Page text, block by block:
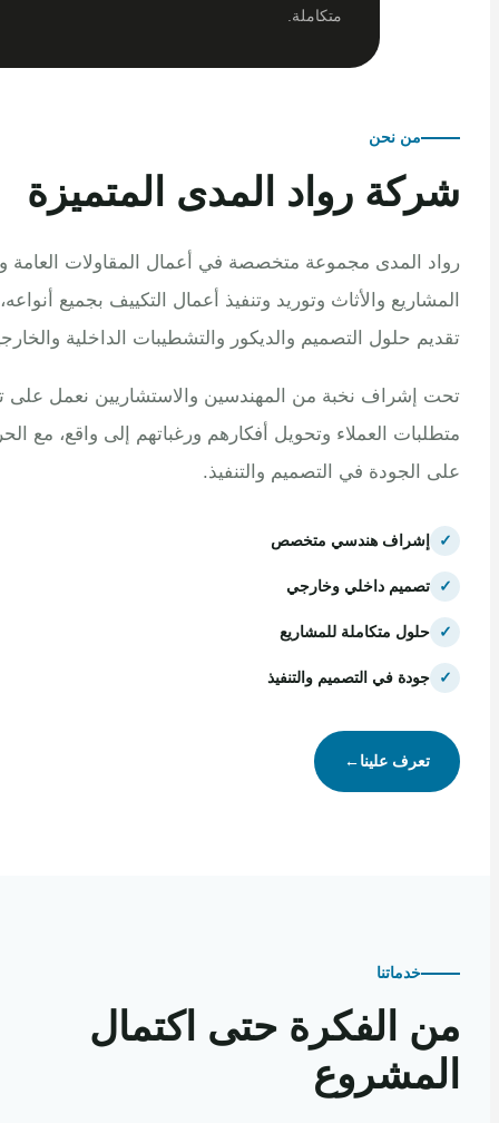
من نحن
رواد المدى المتميزة
المدى مجموعة متخصصة في أعمال المقاولات العامة وتنفيذ
والأثاث وتوريد وتنفيذ أعمال التكييف بجميع أنواعه، مع
حلول التصميم والديكور والتشطيبات الداخلية والخارجية.
إشراف نخبة من المهندسين والاستشاريين نعمل على تلبية
العملاء وتحويل أفكارهم ورغباتهم إلى واقع، مع الحرص
في التصميم والتنفيذ.
إشراف هندسي متخصص
تصميم داخلي وخارجي
حلول متكاملة للمشاريع
جودة في التصميم والتنفيذ
تعرف علينا←
خدماتنا
الفكرة حتى اكتمال